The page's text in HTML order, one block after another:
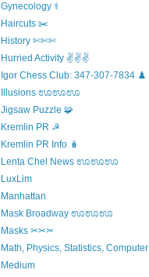
Gynecology ⚕️
Haircuts ✂️
History ✄✄✄
Hurried Activity ✌✌✌
Igor Chess Club: 347-307-7834 ♟️
Illusions ಊಊಊ
Jigsaw Puzzle 🧩
Kremlin PR ☭
Kremlin PR Info 🪆
Lenta Chel News ಊಊಊ
LuxLim
Manhattan
Mask Broadway ಊಊಊ
Masks ✂✂✂
Math, Physics, Statistics,
Medium